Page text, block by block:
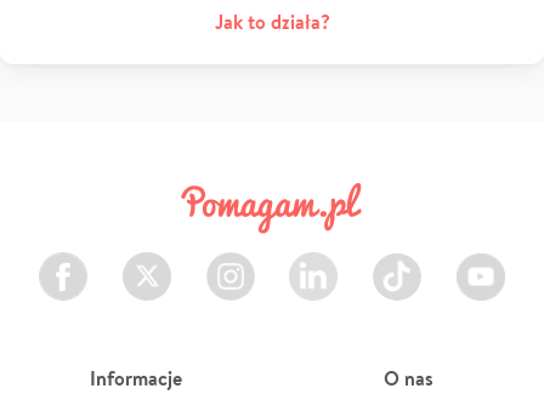
Jak to działa?
Facebook Twitter Instagram LinkedIn TikTok Youtube
Informacje O nas